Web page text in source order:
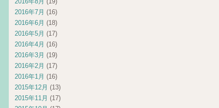
2016年7月 (16)
2016年6月 (18)
2016年5月 (17)
2016年4月 (16)
2016年3月 (19)
2016年2月 (17)
2016年1月 (16)
2015年12月 (13)
2015年11月 (17)